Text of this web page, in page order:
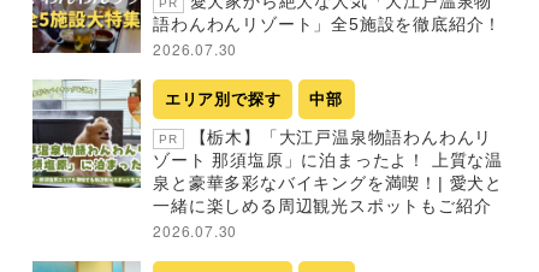
PR
語わんわんリゾート」全5施設を徹底紹介！
2026.07.30
エリア別で探す 中部
PR
【栃木】「大江戸温泉物語わんわんリ
ゾート 那須塩原」に泊まったよ！ 上質な温
泉と豪華多彩なバイキングを満喫！| 愛犬と
一緒に楽しめる周辺観光スポットもご紹介
2026.07.30